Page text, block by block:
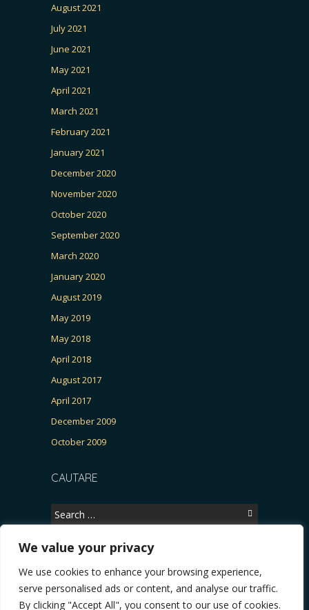
We value your privacy
We use cookies to enhance your browsing experience,
serve personalised ads or content, and analyse our traffic.
By clicking "Accept All", you consent to our use of cookies.
August 2021
July 2021
June 2021
May 2021
April 2021
March 2021
February 2021
January 2021
December 2020
November 2020
October 2020
September 2020
March 2020
January 2020
August 2019
May 2019
May 2018
April 2018
August 2017
April 2017
December 2009
October 2009
CAUTARE
Search
for:
Copyright © 2026, CERTITUDINEA.
Patria, parlamentarele și presa * VIDEO. Viata lui Eminescu (Necenzurat).